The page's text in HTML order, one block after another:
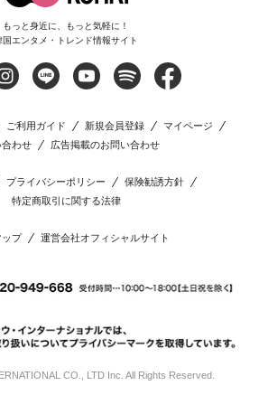
もっと身近に、もっと気軽に！
国エンタメ・トレンド情報サイト
ご利用ガイド 新規会員登録
マイページ
合わせ
広告掲載のお問い合わせ
プライバシーポリシー
保険勧誘方針
特定商取引に関する法律
ップ 運営会社オフィシャルサイト
CO., LTD Inc. All Rights Reserved.